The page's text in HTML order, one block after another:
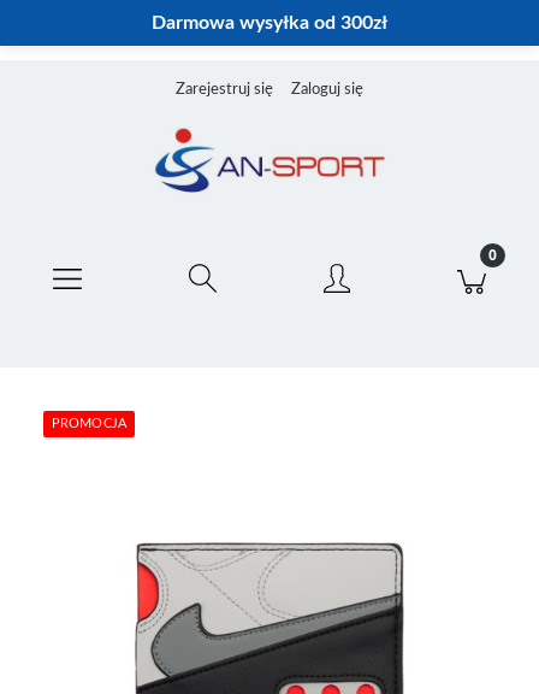
Darmowa wysyłka od 300zł
Zarejestruj się Zaloguj się
PROMOCJA